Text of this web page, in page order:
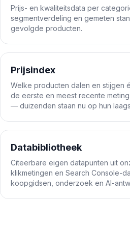
Prijs- en kwaliteitsdata per
segmentverdeling en gemeten
gevolgde producten.
Prijsindex
Welke producten dalen en stijgen
de eerste en meest recente
— duizenden staan nu op hun
Databibliotheek
Citeerbare eigen datapunten uit
klikmetingen en Search Console-
koopgidsen, onderzoek en AI-